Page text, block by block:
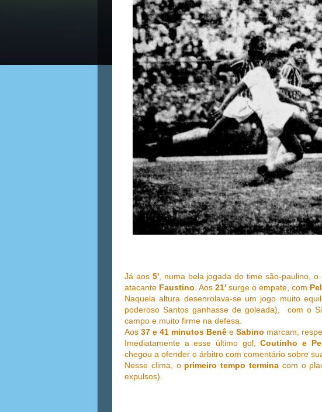
Já aos 5', numa bela jogada do time são-paulino,
atacante Faustino. Aos 21' surge o empate, com
Naquela altura desenrolava-se um jogo muito
poderoso Santos ganhasse de goleada), com o
campo e muito firme na defesa.
Aos 37 e 41 minutos Benê e Sabino marcam,
Imediatamente a esse último gol,Coutinho e
chegou a ofender o árbitro com comentário sobre
Nesse clima, o primeiro tempo terminacom o
expulsos).